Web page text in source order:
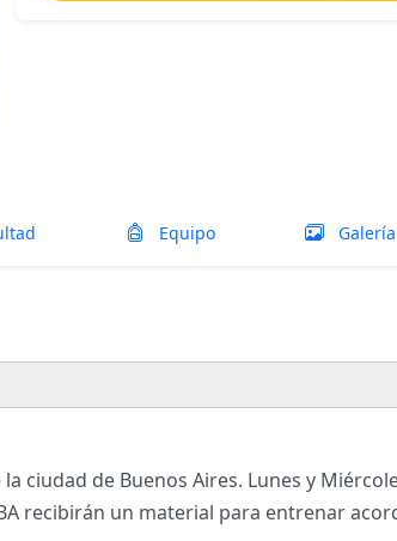
Equipo Galería
ciudad de Buenos Aires. Lunes y
recibirán un material para entrenar